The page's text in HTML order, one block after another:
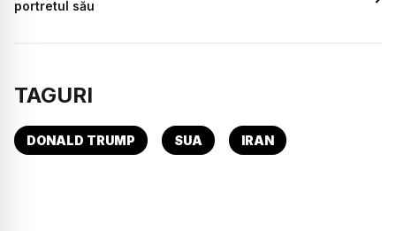
portretul său
TAGURI
DONALD TRUMP SUA IRAN